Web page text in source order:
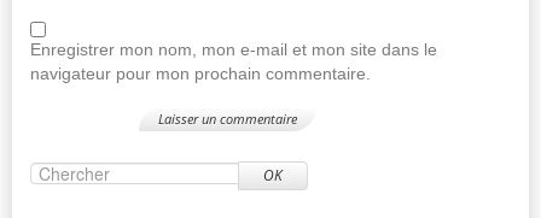
Enregistrer mon nom, mon e-mail et mon site dans le
navigateur pour mon prochain commentaire.
OK